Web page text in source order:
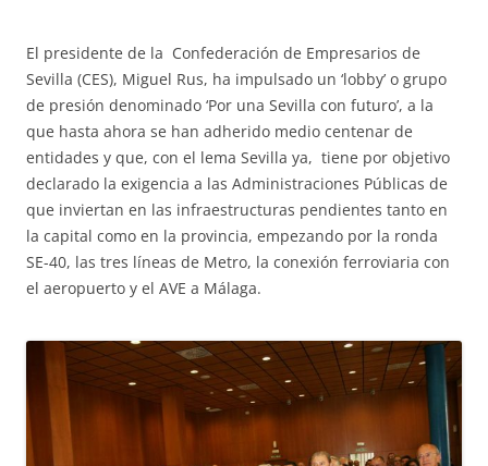
El presidente de la Confederación de Empresarios de
Sevilla (CES), Miguel Rus, ha impulsado un ‘lobby’ o grupo
de presión denominado ‘Por una Sevilla con futuro’, a la
que hasta ahora se han adherido medio centenar de
entidades y que, con el lema Sevilla ya, tiene por objetivo
declarado la exigencia a las Administraciones Públicas de
que inviertan en las infraestructuras pendientes tanto en
la capital como en la provincia, empezando por la ronda
SE-40, las tres líneas de Metro, la conexión ferroviaria con
el aeropuerto y el AVE a Málaga.